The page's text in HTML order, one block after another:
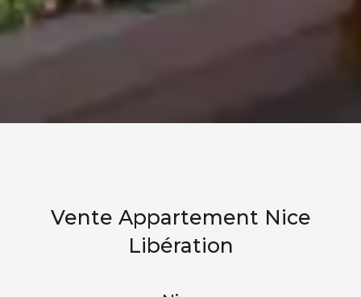
Vente Appartement Nice
Libération